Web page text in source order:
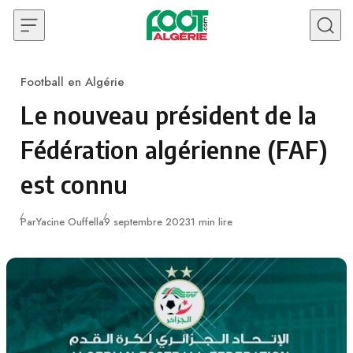
Skip to content
Category
Football en Algérie
Le nouveau président de la
Fédération algérienne (FAF)
est connu
ParYacine OuffellaPublié
9 septembre 20231 min lire